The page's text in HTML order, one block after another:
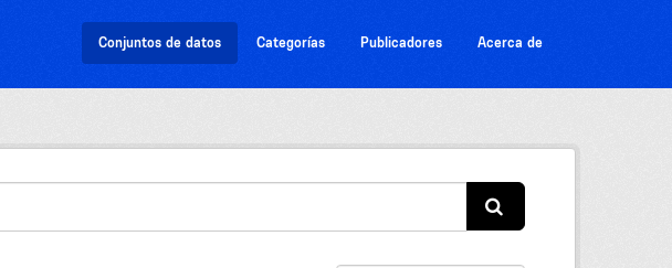
Conjuntos de datos Categorías Publicadores Acerca de